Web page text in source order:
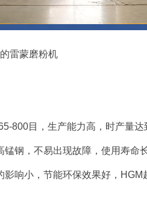
雷蒙磨粉机
800目，生产能力高，时产量
钢，不易出现故障，使用寿命
响小，节能环保效果好，HGM